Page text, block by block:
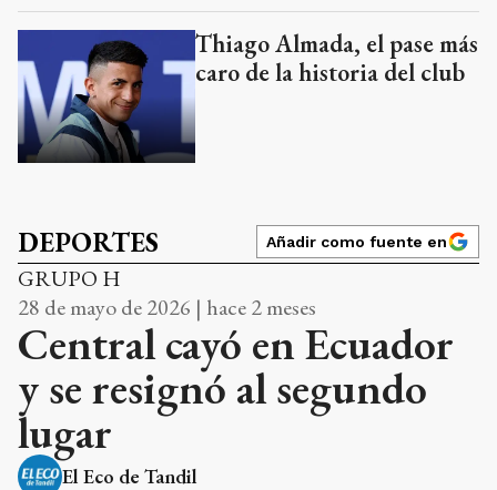
Thiago Almada, el pase más
caro de la historia del club
DEPORTES Añadir como fuente en
GRUPO H
28 de mayo de 2026 | hace 2 meses
Central cayó en Ecuador
y se resignó al segundo
lugar
El Eco de Tandil